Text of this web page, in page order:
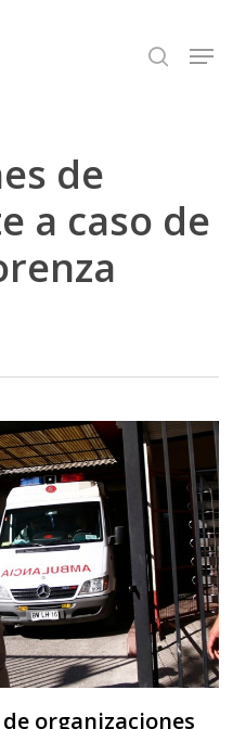
search
de
a caso de
organizaciones
Close